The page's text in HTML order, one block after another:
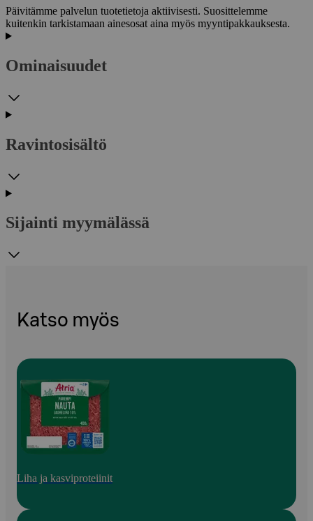
Päivitämme palvelun tuotetietoja aktiivisesti. Suosittelemme
kuitenkin tarkistamaan ainesosat aina myös myyntipakkauksesta.
Ominaisuudet
Ravintosisältö
Sijainti myymälässä
Katso myös
Liha ja kasviproteiinit